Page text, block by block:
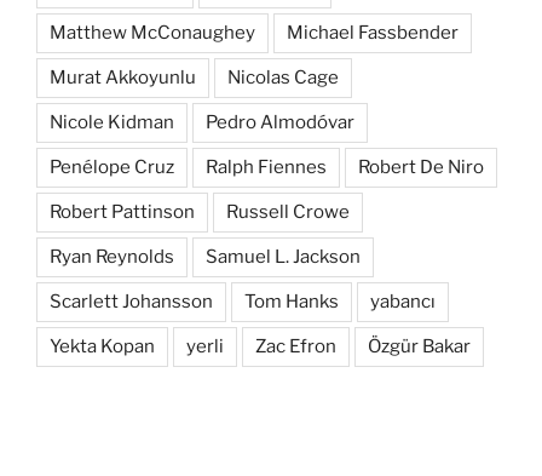
Matthew McConaughey Michael Fassbender
Murat Akkoyunlu Nicolas Cage
Nicole Kidman Pedro Almodóvar
Penélope Cruz Ralph Fiennes Robert De Niro
Robert Pattinson Russell Crowe
Ryan Reynolds Samuel L. Jackson
Scarlett Johansson Tom Hanks yabancı
Yekta Kopan yerli Zac Efron Özgür Bakar